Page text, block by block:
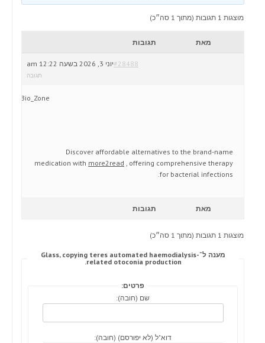
מוצגות 1 תגובות (מתוך 1 סה״כ)
מאת תגובות
יוני 3, 2026 בשעה 12:22 am#28488
תגובה
Bio_Zone
Discover affordable alternatives to the brand-name
medication with more2read , offering comprehensive therapy
for bacterial infections.
מאת תגובות
מוצגות 1 תגובות (מתוך 1 סה״כ)
מענה ל־Glass, copying teres automated haemodialysis-
related otoconia production.
פרטים:
שם (חובה):
דוא"ל (לא יפורסם) (חובה):